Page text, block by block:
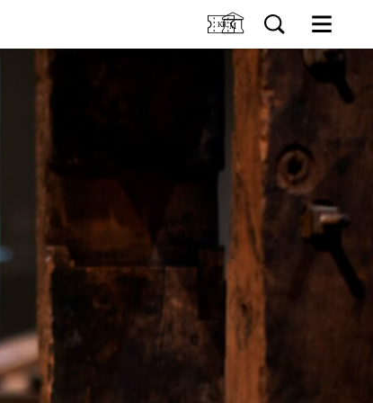
Kjøp billett og årskort
Forskning
Utleie
Samling
Fristelser i museumsbutikken
IDDIS Café & Brasserie
Venneforening
Iddisklubben
Om museet
Ansatte
Visste du at
M